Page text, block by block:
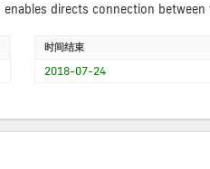
directs connection
时间结束
2018-07-24